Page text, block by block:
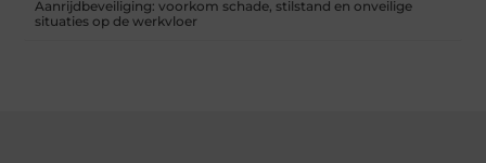
Aanrijdbeveiliging: voorkom schade, stilstand en onveilige
situaties op de werkvloer